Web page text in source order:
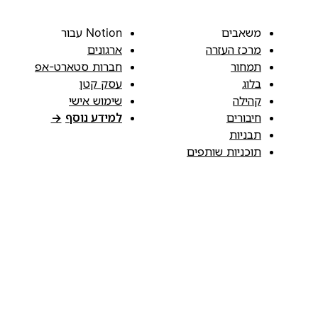
משאבים
מרכז העזרה
תמחור
בלוג
קהילה
חיבורים
תבניות
תוכניות שותפים
Notion עבור
ארגונים
חברות סטארט-אפ
עסק קטן
שימוש אישי
למידע נוסף →